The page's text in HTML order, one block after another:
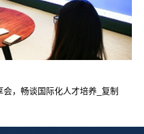
，畅谈国际化人才培养_复制